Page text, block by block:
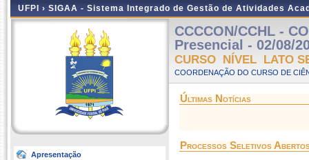
UFPI › SIGAA - Sistema Integrado de Gestão de Atividades
Apresentação
CCCCON/CCHL -
Presencial - 02/08/
CURSO NÍVEL LATO
COORDENAÇÃO DO CURSO DE
Últimas Notícias
Processos Seletivos